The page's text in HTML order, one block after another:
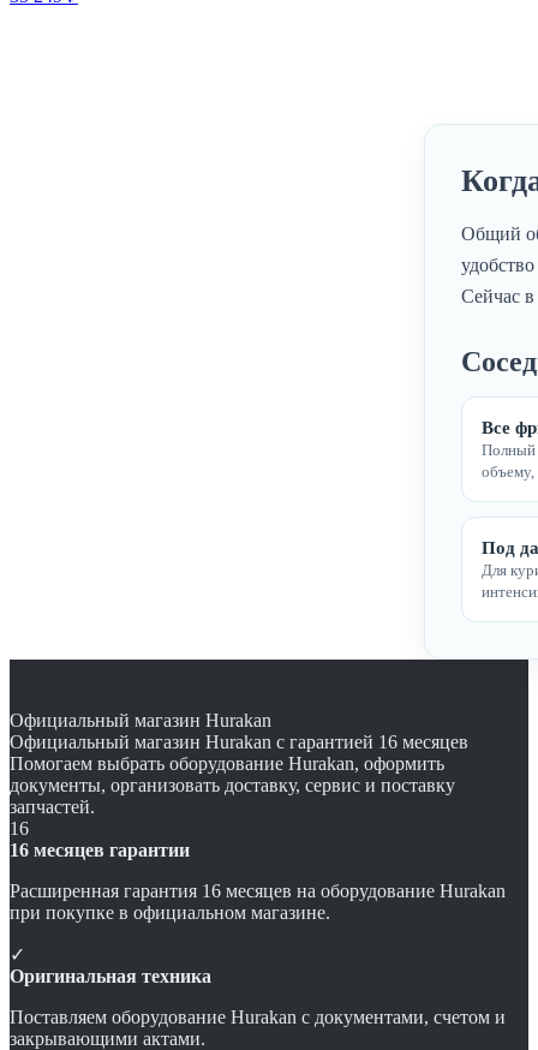
Общий
Сейчас
Все
Полный
Под
Для
Официальный магазин Hurakan
Официальный магазин Hurakan с гарантией 16 месяцев
Помогаем выбрать оборудование Hurakan, оформить
документы, организовать доставку, сервис и поставку
запчастей.
16
16 месяцев гарантии
Расширенная гарантия 16 месяцев на оборудование Hurakan
при покупке в официальном магазине.
✓
Оригинальная техника
Поставляем оборудование Hurakan с документами, счетом и
закрывающими актами.